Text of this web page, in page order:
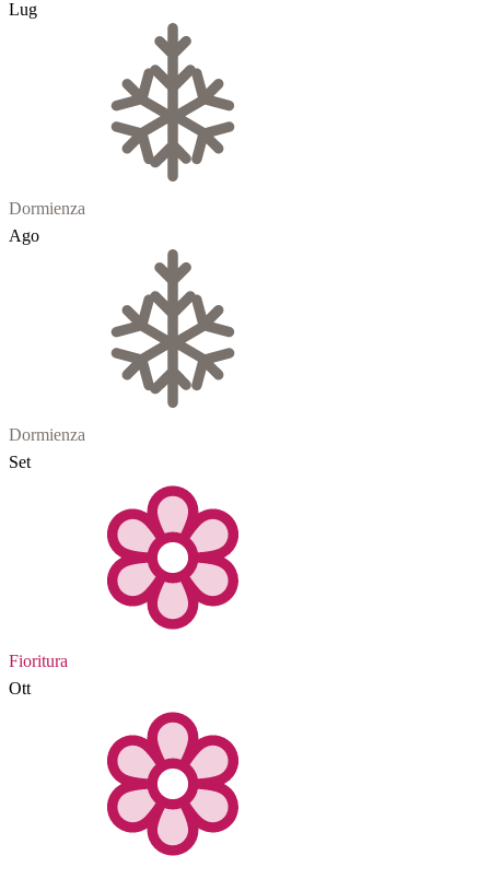
Lug
Dormienza
Ago
Dormienza
Set
Fioritura
Ott